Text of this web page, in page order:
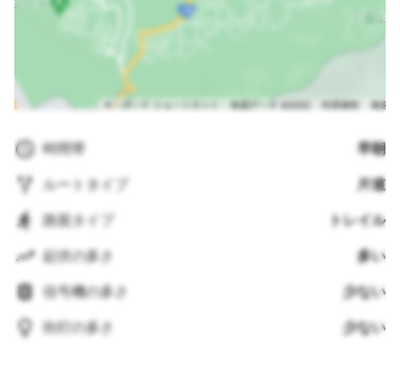
時間帯 早朝
ルートタイプ 片道
路面タイプ トレイル
起伏の多さ 多い
信号機の多さ 少ない
街灯の多さ 少ない